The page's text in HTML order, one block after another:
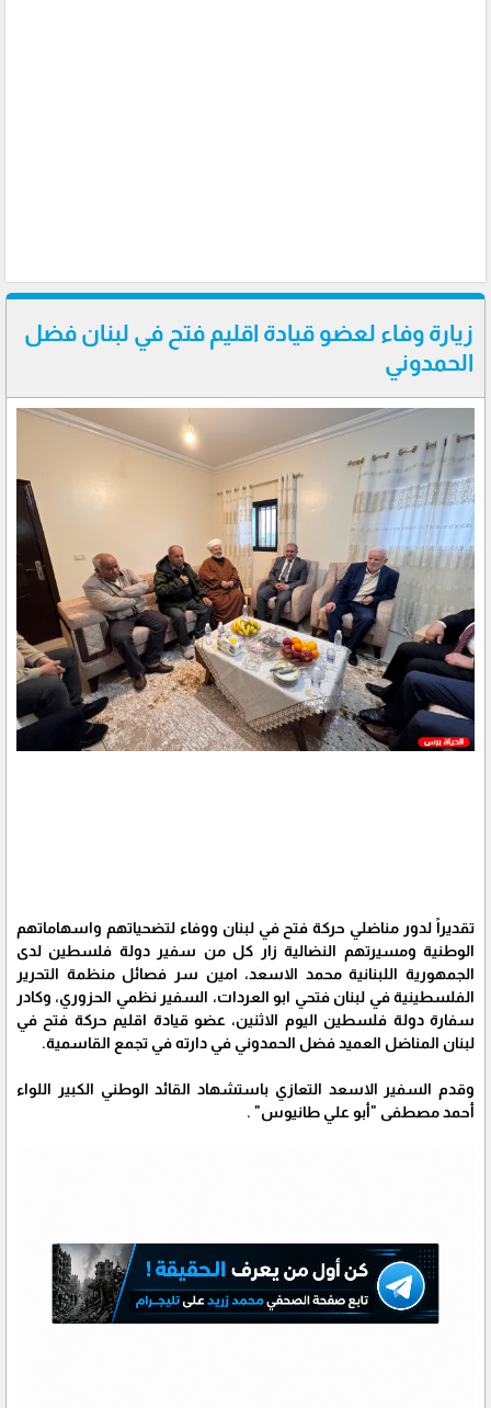
زيارة وفاء لعضو قيادة اقليم فتح في لبنان فضل
الحمدوني
تقديراً لدور مناضلي حركة فتح في لبنان ووفاء لتضحياتهم واسهاماتهم
الوطنية ومسيرتهم النضالية زار كل من سفير دولة فلسطين لدى
الجمهورية اللبنانية محمد الاسعد، امين سر فصائل منظمة التحرير
الفلسطينية في لبنان فتحي ابو العردات، السفير نظمي الحزوري، وكادر
سفارة دولة فلسطين اليوم الاثنين، عضو قيادة اقليم حركة فتح في
لبنان المناضل العميد فضل الحمدوني في دارته في تجمع القاسمية.
وقدم السفير الاسعد التعازي باستشهاد القائد الوطني الكبير اللواء
أحمد مصطفى "أبو علي طانيوس" .